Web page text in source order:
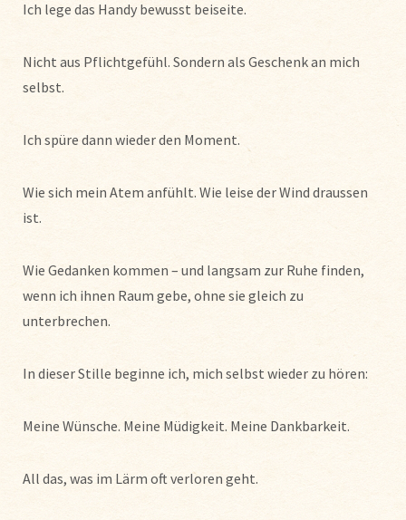
Ich lege das Handy bewusst beiseite.
Nicht aus Pflichtgefühl. Sondern als Geschenk an mich
selbst.
Ich spüre dann wieder den Moment.
Wie sich mein Atem anfühlt. Wie leise der Wind draussen
ist.
Wie Gedanken kommen – und langsam zur Ruhe finden,
wenn ich ihnen Raum gebe, ohne sie gleich zu
unterbrechen.
In dieser Stille beginne ich, mich selbst wieder zu hören:
Meine Wünsche. Meine Müdigkeit. Meine Dankbarkeit.
All das, was im Lärm oft verloren geht.